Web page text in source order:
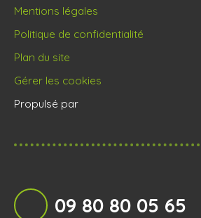
Mentions légales
Politique de confidentialité
Plan du site
Gérer les cookies
Propulsé par
09 80 80 05 65